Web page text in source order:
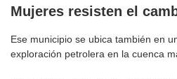
Mujeres resisten el
Ese municipio se ubica también en
exploración petrolera en la cuenca